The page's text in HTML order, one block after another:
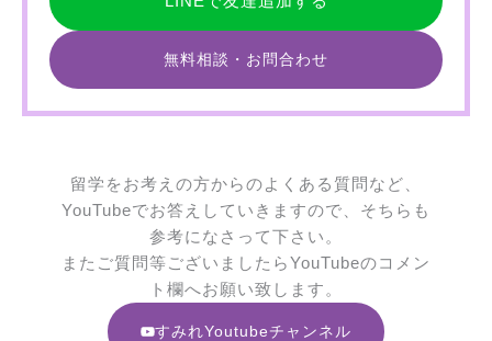
無料相談・お問合わせ
留学をお考えの方からのよくある質問など、
YouTubeでお答えしていきますので、そちらも
参考になさって下さい。
またご質問等ございましたらYouTubeのコメン
ト欄へお願い致します。
すみれYoutubeチャンネル